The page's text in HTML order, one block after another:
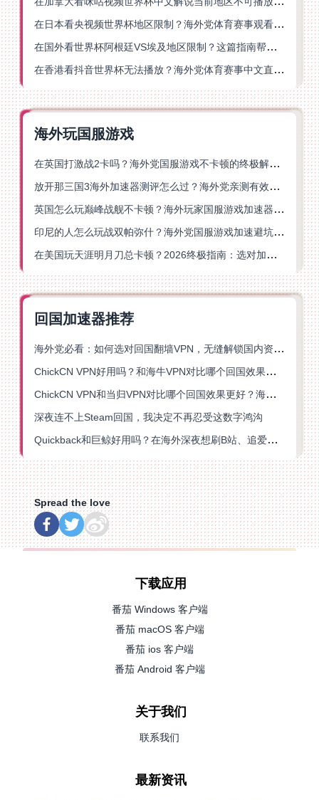
在日本看央视频世界杯地区限制？海外党体育赛事观看终极指南
在国外看世界杯阿根廷VS埃及地区限制？这篇指南帮你搞定中文直播+解说
在香港看抖音世界杯无法播放？海外党体育赛事中文直播终极指南
海外玩国服游戏
在英国打激战2卡吗？海外党国服游戏不卡顿的终极解决方案
放开那三国3海外加速器测评怎么过？海外党亲测有效的国服游戏加速指南
英国怎么玩巅峰战舰不卡顿？海外玩家国服游戏加速器终极指南
印尼的人怎么玩战双帕弥什？海外党国服游戏加速避坑指南
在美国玩天涯明月刀总卡顿？2026终极指南：选对加速器让你丝滑连招
回国加速器推荐
海外党必看：如何选对回国翻墙VPN，无缝解锁国内资源？
ChickCN VPN好用吗？和海牛VPN对比哪个回国效果更好？
ChickCN VPN和当归VPN对比哪个回国效果更好？海外党亲测后选了它
深夜连不上Steam回国，我决定不再忍受这数字鸿沟
Quickback和巨鲸好用吗？在海外深夜想刷B站、追爱奇艺的你，或许正需要这份答案
Spread the love
下载应用
番茄 Windows 客户端
番茄 macOS 客户端
番茄 ios 客户端
番茄 Android 客户端
关于我们
联系我们
最新资讯